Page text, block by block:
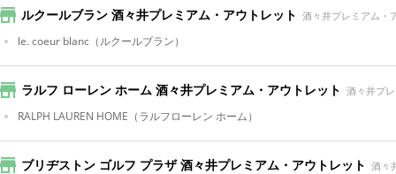
ルクールブラン 酒々井プレミアム・アウトレット 酒々井プレミアム・
le. coeur blanc （ルクールブラン）
ラルフ ローレン ホーム 酒々井プレミアム・アウトレット 酒々井プ
RALPH LAUREN HOME （ラルフローレン ホーム）
ブリヂストン ゴルフ プラザ 酒々井プレミアム・アウトレット 酒々